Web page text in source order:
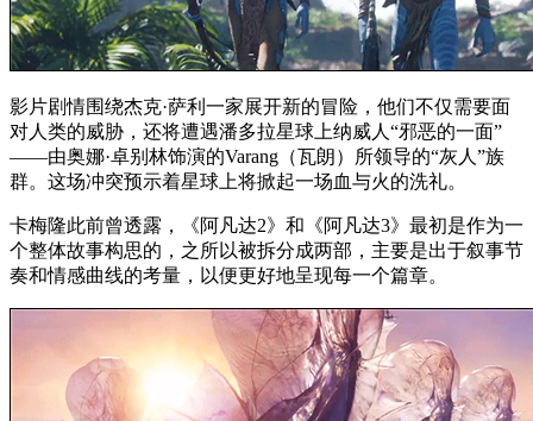
影片剧情围绕杰克·萨利一家展开新的冒险，他们不仅需要面
对人类的威胁，还将遭遇潘多拉星球上纳威人“邪恶的一面”
——由奥娜·卓别林饰演的Varang（瓦朗）所领导的“灰人”族
群。这场冲突预示着星球上将掀起一场血与火的洗礼。
卡梅隆此前曾透露，《阿凡达2》和《阿凡达3》最初是作为一
个整体故事构思的，之所以被拆分成两部，主要是出于叙事节
奏和情感曲线的考量，以便更好地呈现每一个篇章。